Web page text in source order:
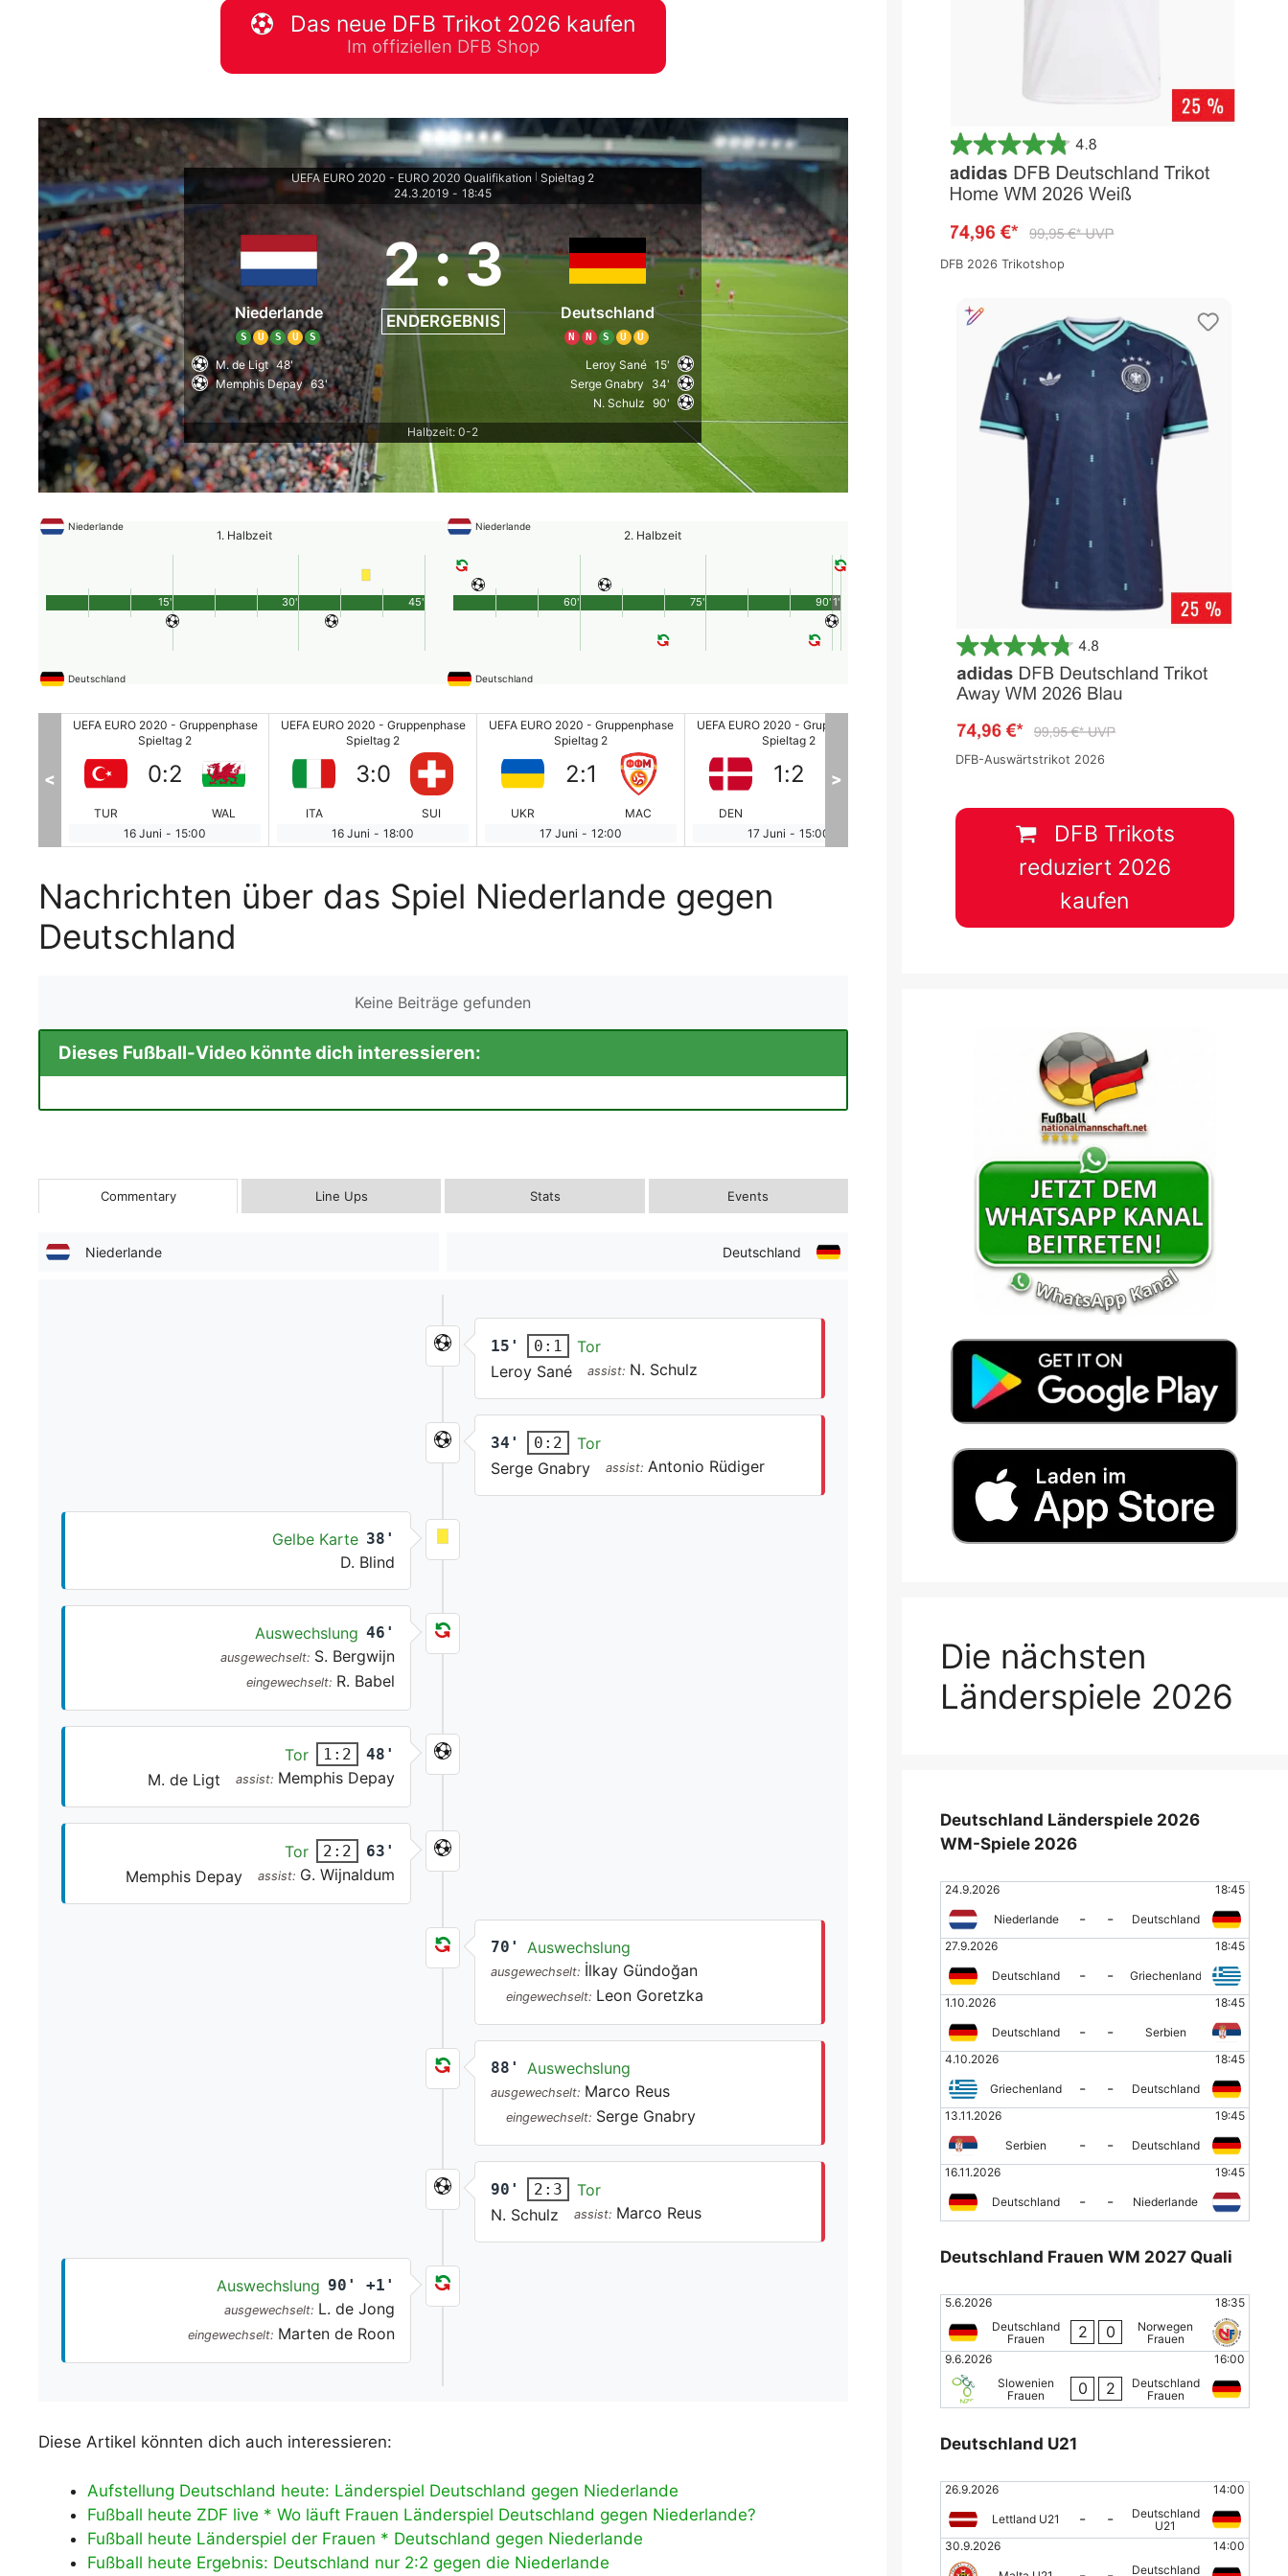
WM 2026 Spielplan Excel – kostenlos
downloaden & automatisch ausfüllen
Das neue DFB Trikot 2026 kaufen
Im offiziellen DFB Shop
UEFA EURO 2020 - EURO 2020 Qualifikation
Spieltag 2
24.3.2019 - 18:45
Niederlande
S U S U S
2:3
ENDERGEBNIS Deutschland
N N S U U
M. de Ligt 48'
Memphis Depay 63'
Leroy Sané 15'
Serge Gnabry
34'
N. Schulz
90'
Halbzeit: 0-2
Niederlande
1. Halbzeit
Deutschland
45'
15' 30'
Niederlande
2. Halbzeit
Deutschland
90'
60' 75' 1'
UEFA EURO 2020 - Gruppenphase
Spieltag 2
TUR
0:2
WAL
16 Juni - 15:00
UEFA EURO 2020 - Gruppenphase
Spieltag 2
ITA
3:0
SUI
16 Juni - 18:00
UEFA EURO 2020 - Gruppenphase
Spieltag 2
UKR
2:1
MAC
17 Juni - 12:00
UEFA EURO 2020 - Gruppenphase
Spieltag 2
DEN
1:2
17 Juni - 15:00
UEFA EURO 2020 - Gruppenphase
Spieltag 2
18:00
UEFA EURO 2020 -
18 Juni
< >
Nachrichten über das Spiel Niederlande gegen
Deutschland
Keine Beiträge gefunden
Dieses Fußball-Video könnte dich interessieren:
Commentary Line Ups Stats Events
Niederlande Deutschland
15' 0:1
Tor
Leroy Sané
assist: N. Schulz
34' 0:2
Tor
Serge Gnabry
assist:Antonio Rüdiger
Gelbe Karte 38'
D. Blind
Auswechslung 46'
ausgewechselt: S. Bergwijn
eingewechselt: R. Babel
Tor 1:2 48'
M. de Ligt assist: Memphis Depay
Tor 2:2 63'
Memphis Depay assist: G. Wijnaldum
70' Auswechslung
ausgewechselt: İlkay Gündoğan
eingewechselt: Leon Goretzka
88' Auswechslung
ausgewechselt: Marco Reus
eingewechselt: Serge Gnabry
90' 2:3
Tor
N. Schulz
assist: Marco Reus
Auswechslung 90' +1'
ausgewechselt: L. de Jong
eingewechselt: Marten de Roon
Diese Artikel könnten dich auch interessieren:
Aufstellung Deutschland heute: Länderspiel Deutschland gegen Niederlande
Fußball heute ZDF live * Wo läuft Frauen Länderspiel Deutschland gegen Niederlande?
Fußball heute Länderspiel der Frauen * Deutschland gegen Niederlande
Fußball heute Ergebnis: Deutschland nur 2:2 gegen die Niederlande
DFB 2026 Trikotshop
DFB-Auswärtstrikot 2026
DFB Trikots
reduziert 2026
kaufen
Die nächsten
Länderspiele 2026
Deutschland Länderspiele 2026
WM-Spiele 2026
24.9.2026 18:45
Niederlande - -
Deutschland
27.9.2026
18:45
Deutschland - -
Griechenland
1.10.2026
18:45
Deutschland - -
Serbien
4.10.2026
18:45
Griechenland - -
Deutschland
13.11.2026
19:45
Serbien - -
Deutschland
16.11.2026
19:45
Deutschland - - Niederlande
Deutschland Frauen WM 2027 Quali
5.6.2026
18:35
Deutschland
Frauen
2 0
Norwegen
Frauen
9.6.2026
16:00
Slowenien
Frauen
0 2
Deutschland
Frauen
Deutschland U21
26.9.2026 14:00
Lettland U21 - -
Deutschland
U21
30.9.2026
14:00
Deutschland